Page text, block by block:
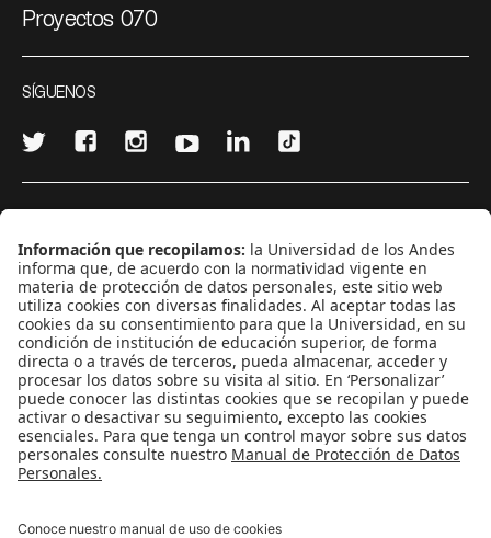
Proyectos 070
SÍGUENOS
CONTÁCTANOS
cerosetenta@uniandes.edu.co
BOGOTÁ, COLOMBIA
NEWSLETTER